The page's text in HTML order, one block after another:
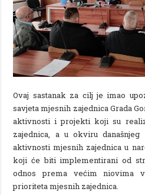
Ovaj sastanak za cilj je imao
savjeta mjesnih zajednica Grada
aktivnosti i projekti koji su
zajednica, a u okviru
aktivnosti mjesnih zajednica u
koji će biti implementirani od
odnos prema većim niovima
prioriteta mjesnih zajednica.